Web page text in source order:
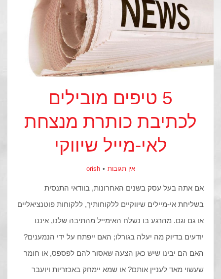
5 טיפים מובילים
לכתיבת כותרת מנצחת
לאי-מייל שיווקי
אין תגובות orish
אם אתה בעל עסק בשנים האחרונות, בוודאי התנסית
בשליחת אי-מיילים שיווקיים ללקוחותיך, ללקוחות פוטנציאליים
או גם וגם. מהרגע בו נשלח האימייל מהתיבה שלנו, איננו
יודעים בדיוק מה יעלה בגורלו; האם ייפתח על ידי הנמענים?
האם הם יבינו שיש כאן הצעה שאסור להם לפספס, או חומר
שעשוי מאד לעניין אותם? או שמא יימחק באכזריות ויועבר